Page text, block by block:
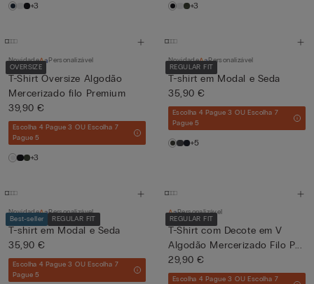
+3 +3
OVERSIZE
Novidade Personalizável
T-Shirt Oversize Algodão
Mercerizado filo Premium
39,90 €
Escolha 4 Pague 3 OU Escolha 7
Pague 5
+3
REGULAR FIT
Novidade Personalizável
T-shirt em Modal e Seda
35,90 €
Escolha 4 Pague 3 OU Escolha 7
Pague 5
+5
Best-seller REGULAR FIT
Novidade Personalizável
T-shirt em Modal e Seda
35,90 €
Escolha 4 Pague 3 OU Escolha 7
Pague 5
REGULAR FIT
Personalizável
T-Shirt com Decote em V
Algodão Mercerizado Filo P...
29,90 €
Escolha 4 Pague 3 OU Escolha 7